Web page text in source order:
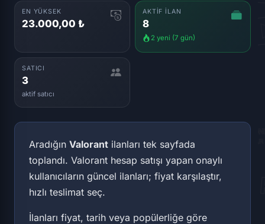
EN YÜKSEK
23.000,00 ₺
AKTIF İLAN
8
2 yeni (7 gün)
SATICI
3
aktif satıcı
Aradığın Valorant ilanları tek sayfada
toplandı. Valorant hesap satışı yapan onaylı
kullanıcıların güncel ilanları; fiyat karşılaştır,
hızlı teslimat seç.
İlanları fiyat, tarih veya popülerliğe göre